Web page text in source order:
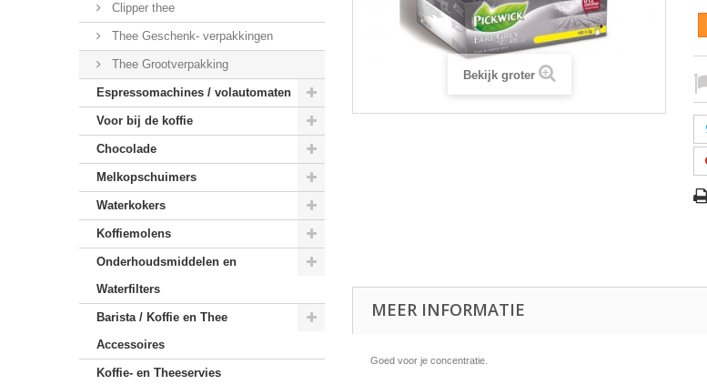
Clipper thee
Thee Geschenk- verpakkingen
Thee Grootverpakking
Espressomachines / volautomaten
Voor bij de koffie
Chocolade
Melkopschuimers
Waterkokers
Koffiemolens
Onderhoudsmiddelen en
Waterfilters
Barista / Koffie en Thee
Accessoires
Koffie- en Theeservies
Bekijk groter
MEER INFORMATIE
Goed voor je concentratie.